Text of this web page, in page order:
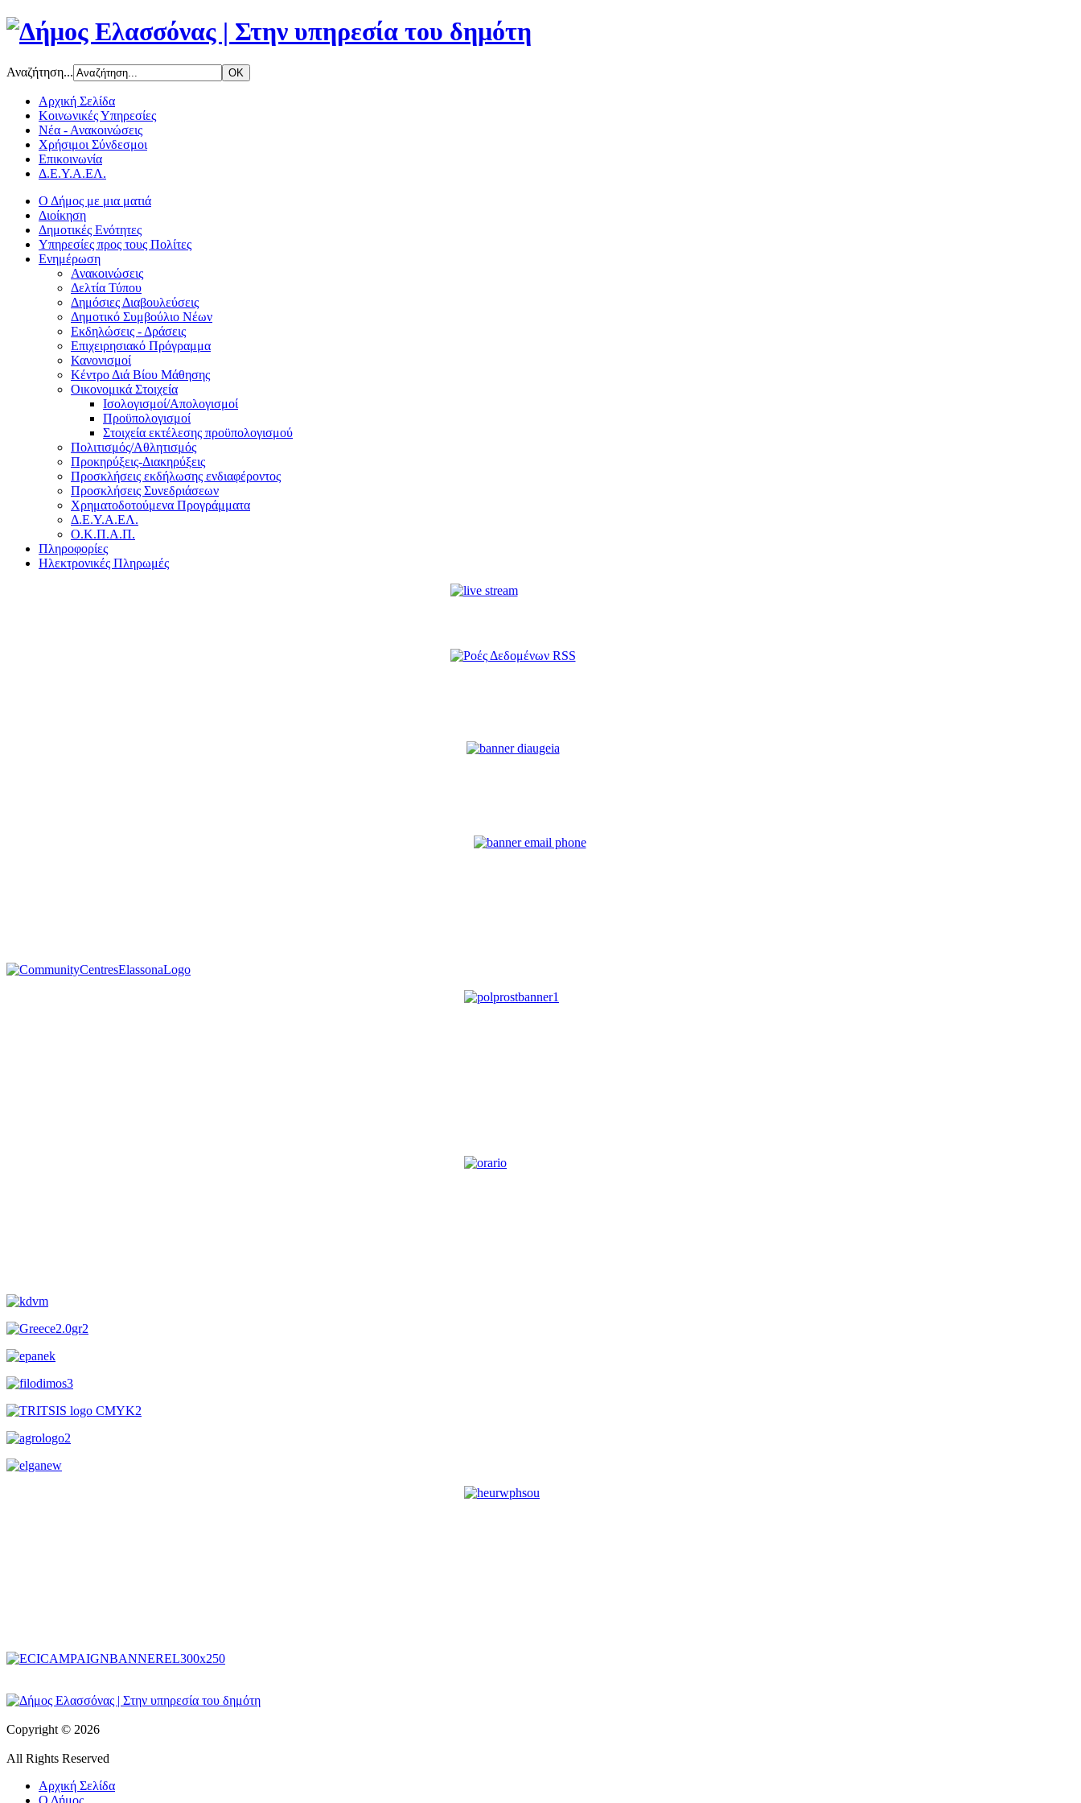
Αναζήτηση...
Αρχική Σελίδα
Κοινωνικές Υπηρεσίες
Νέα - Ανακοινώσεις
Χρήσιμοι Σύνδεσμοι
Επικοινωνία
Δ.Ε.Υ.Α.ΕΛ.
Ο Δήμος με μια ματιά
Διοίκηση
Δημοτικές Ενότητες
Υπηρεσίες προς τους Πολίτες
Ενημέρωση
Ανακοινώσεις
Δελτία Τύπου
Δημόσιες Διαβουλεύσεις
Δημοτικό Συμβούλιο Νέων
Εκδηλώσεις - Δράσεις
Επιχειρησιακό Πρόγραμμα
Κανονισμοί
Κέντρο Διά Βίου Μάθησης
Οικονομικά Στοιχεία
Ισολογισμοί/Απολογισμοί
Προϋπολογισμοί
Στοιχεία εκτέλεσης προϋπολογισμού
Πολιτισμός/Αθλητισμός
Προκηρύξεις-Διακηρύξεις
Προσκλήσεις εκδήλωσης ενδιαφέροντος
Προσκλήσεις Συνεδριάσεων
Χρηματοδοτούμενα Προγράμματα
Δ.Ε.Υ.Α.ΕΛ.
Ο.Κ.Π.Α.Π.
Πληροφορίες
Ηλεκτρονικές Πληρωμές
Copyright © 2026
All Rights Reserved
Αρχική Σελίδα
Ο Δήμος